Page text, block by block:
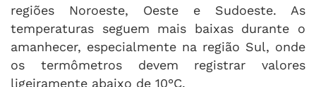
regiões Noroeste, Oeste e Sudoeste. As
temperaturas seguem mais baixas durante o
amanhecer, especialmente na região Sul, onde
os termômetros devem registrar valores
ligeiramente abaixo de 10°C.